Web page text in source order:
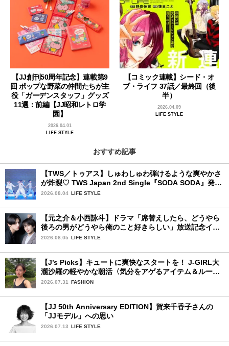
【JJ創刊50周年記念】連載第9
回 ポップな野菜の仲間たちが主
役「ガーデンスタッフ」グッズ
11選：前編【JJ昭和レトロ学
園】
2026.04.01
LIFE STYLE
【コミック連載】シード・オ
ブ・ライフ 37話／最終回（後
半）
2026.04.09
LIFE STYLE
おすすめ記事
【TWS／トゥアス】しゅわしゅわ弾けるような爽やかさ
が炸裂♡ TWS Japan 2nd Single『SODA SODA』発売
記念SPECIAL SHOWCASEを詳細レポ
2026.08.04 LIFE STYLE
【元之介＆小西詠斗】ドラマ「席替えしたら、どうやら
後ろの男がどうやら俺のこと好きらしい」放送記念イン
タビュー♡ 「自然と詠斗くんが可愛く見えたんです」
2026.08.05 LIFE STYLE
【J’s Picks】キュートに爽快なスタートを！ J-GIRL大
瀧沙羅の軽やかな朝活〈気分をアゲるアイテム＆ルーテ
ィーン〉
2026.07.31 FASHION
【JJ 50th Anniversary EDITION】賀来千香子さんの
「JJモデル」への思い
2026.07.13 LIFE STYLE